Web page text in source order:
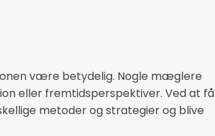
være betydelig. Nogle mæglere
eller fremtidsperspektiver. Ved at få
metoder og strategier og blive